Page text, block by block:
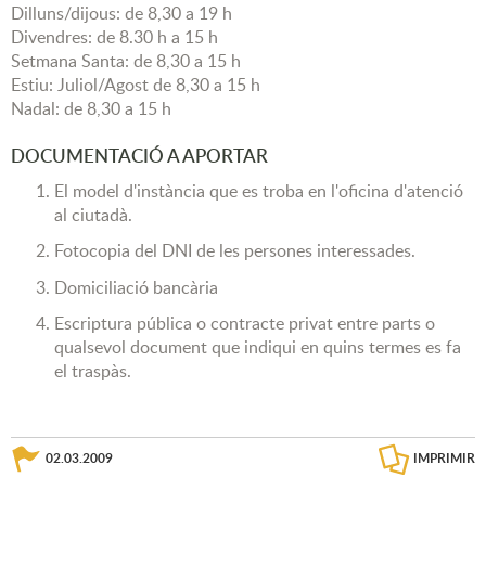
Dilluns/dijous: de 8,30 a 19 h
Divendres: de 8.30 h a 15 h
Setmana Santa: de 8,30 a 15 h
Estiu: Juliol/Agost de 8,30 a 15 h
Nadal: de 8,30 a 15 h
DOCUMENTACIÓ A APORTAR
El model d'instància que es troba en l'oficina d'atenció
al ciutadà.
Fotocopia del DNI de les persones interessades.
Domiciliació bancària
Escriptura pública o contracte privat entre parts o
qualsevol document que indiqui en quins termes es fa
el traspàs.
02.03.2009 IMPRIMIR